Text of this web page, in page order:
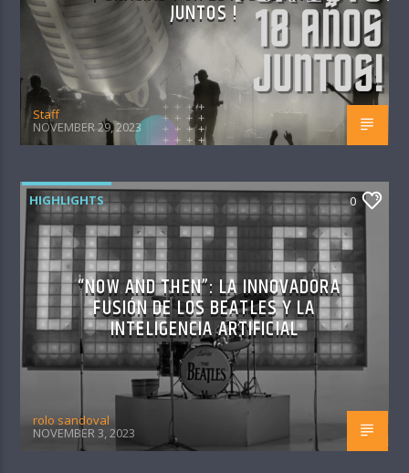
JUNTOS !
Staff
NOVEMBER 29, 2023
HIGHLIGHTS 0
“NOW AND THEN”: LA INNOVADORA
FUSIÓN DE LOS BEATLES Y LA
INTELIGENCIA ARTIFICIAL
rolo sandoval
NOVEMBER 3, 2023